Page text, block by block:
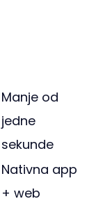
Manje od
jedne
sekunde
Nativna app
+ web